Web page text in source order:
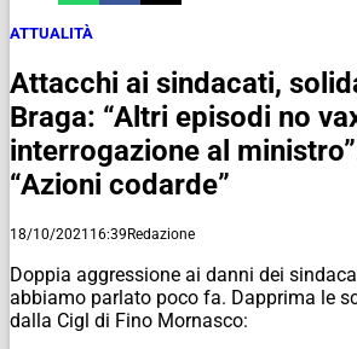
ATTUALITÀ
Attacchi ai sindacati,
Braga: “Altri episodi no
interrogazione al
“Azioni codarde”
18/10/2021 16:39Redazione
Doppia aggressione ai danni dei
abbiamo parlato poco fa. Dapprima le
dalla Cigl di Fino Mornasco: